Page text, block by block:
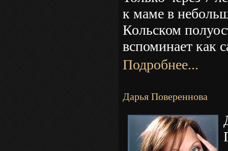
к маме в
Кольском
вспоминает как
Подробнее...
Дарья Повереннова